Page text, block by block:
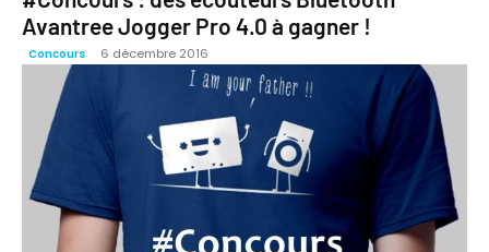
Avantree Jogger Pro 4.0 à gagner !
Concours 6 décembre 2016